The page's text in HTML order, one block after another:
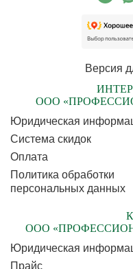
Версия
ООО
Юридическая
Cистема скидок
Оплата
Политика обработки
персональных данных
ООО
Юридическая
Прайс